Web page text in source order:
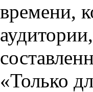
времени,
«Только